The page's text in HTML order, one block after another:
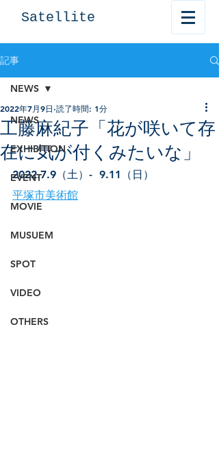
Satellite
記事
NEWS
EXHIBITION
EVENT
MOVIE
MUSUEM
SPOT
VIDEO
OTHERS
NEWS
工藤麻紀子「花が咲いて存
在に気が付くみたいな」
2022年7月9日 読了時間: 1分
2022.7.9（土）-  9.11（日）
平塚市美術館